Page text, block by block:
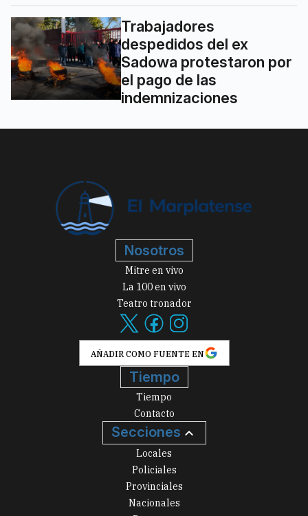
Trabajadores
despedidos del ex
Sadowa protestaron por
el pago de las
indemnizaciones
Nosotros
Mitre en vivo
La 100 en vivo
Teatro tronador
AÑADIR COMO FUENTE EN
Tiempo
Tiempo
Contacto
Secciones
Locales
Policiales
Provinciales
Nacionales